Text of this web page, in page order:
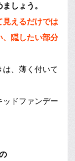
しょう。
見えるだけでは
、隠したい部分
、薄く付いて
ッドファンデー